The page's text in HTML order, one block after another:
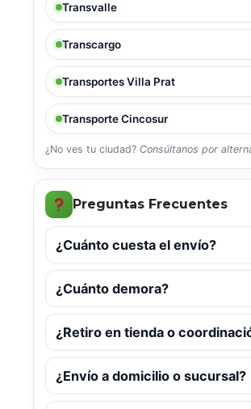
Transvalle
Transcargo
Transportes Villa Prat
Transporte Cincosur
¿No ves tu ciudad? Consúltanos por
Preguntas Frecuentes
¿Cuánto cuesta el envío?
¿Cuánto demora?
¿Retiro en tienda o
¿Envío a domicilio o sucursal?